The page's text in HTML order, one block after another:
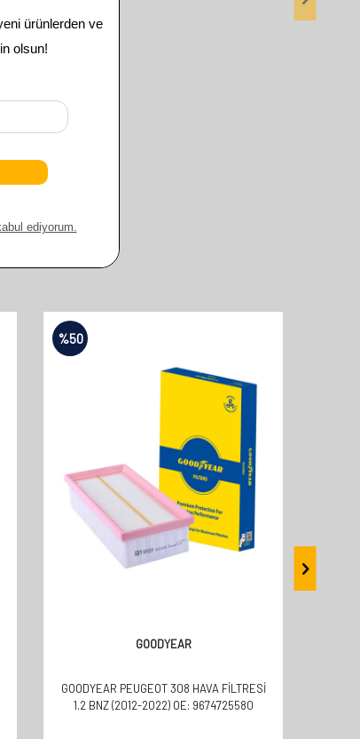
%50
GOODYEAR
GOODYEAR PEUGEOT 308 HAVA FILTRESI
1.2 BNZ (2012-2022) OE: 9674725580